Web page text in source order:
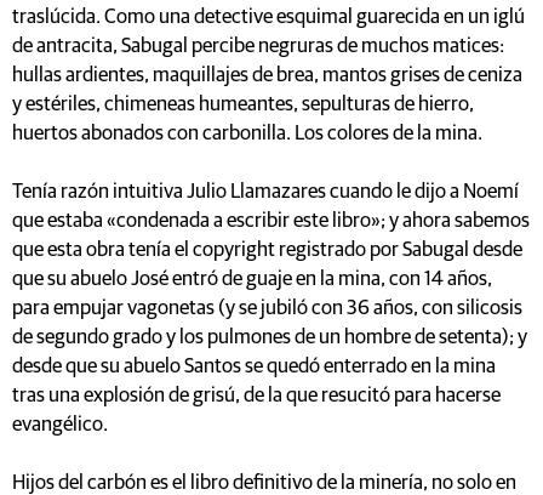
traslúcida. Como una detective esquimal guarecida en un iglú
de antracita, Sabugal percibe negruras de muchos matices:
hullas ardientes, maquillajes de brea, mantos grises de ceniza
y estériles, chimeneas humeantes, sepulturas de hierro,
huertos abonados con carbonilla. Los colores de la mina.
Tenía razón intuitiva Julio Llamazares cuando le dijo a Noemí
que estaba «condenada a escribir este libro»; y ahora sabemos
que esta obra tenía el copyright registrado por Sabugal desde
que su abuelo José entró de guaje en la mina, con 14 años,
para empujar vagonetas (y se jubiló con 36 años, con silicosis
de segundo grado y los pulmones de un hombre de setenta); y
desde que su abuelo Santos se quedó enterrado en la mina
tras una explosión de grisú, de la que resucitó para hacerse
evangélico.
Hijos del carbón es el libro definitivo de la minería, no solo en